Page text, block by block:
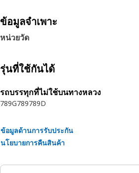
nut is necessary for ensuring the
operation of equipment,
reliability of the suspension system.
Attributes:
• Resistant to deformation under high
• Facilitates alignment and enables
clamping force.
Applications:
ข้อมูลจำเพาะ
หน่วยวัด
รุ่นที่ใช้กันได้
รถบรรทุกที่ไม่ใช้บนทางหลวง
789G789789D
ข้อมูลด้านการรับประกัน
นโยบายการคืนสินค้า